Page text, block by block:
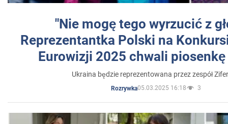
"Nie mogę tego wyrzucić z
Reprezentantka Polski na
Eurowizji 2025 chwali
Ukraina będzie reprezentowana przez zespół
Rozrywka05.03.2025 16:18 3